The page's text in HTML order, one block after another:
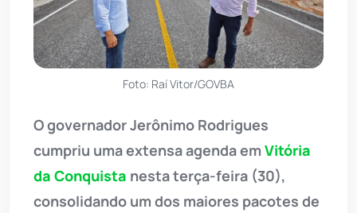
Foto: Raí Vitor/GOVBA
O governador Jerônimo Rodrigues
cumpriu uma extensa agenda em Vitória
da Conquista nesta terça-feira (30),
consolidando um dos maiores pacotes de